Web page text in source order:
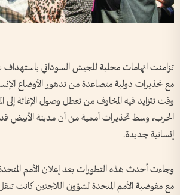
تزامنت اتهامات محلية للجيش السوداني
مع تحذيرات دولية متصاعدة من تدهور الأوضاع
وقت تتزايد فيه المخاوف من تعطل وصول الإغاثة إلى
الحرب، وسط تحذيرات أممية من أن مدينة الأبيض
إنسانية جديدة.
وجاءت أحدث هذه التطورات بعد إعلان الأمم
مع مفوضية الأمم المتحدة لشؤون اللاجئين كانت